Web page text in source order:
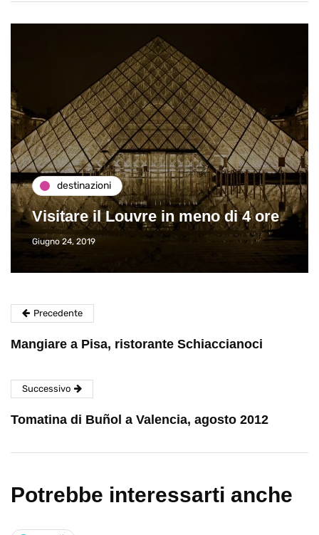
destinazioni
Visitare il Louvre in meno di 4 ore
Giugno 24, 2019
Precedente
Mangiare a Pisa, ristorante Schiaccianoci
Successivo
Tomatina di Buñol a Valencia, agosto 2012
Potrebbe interessarti anche